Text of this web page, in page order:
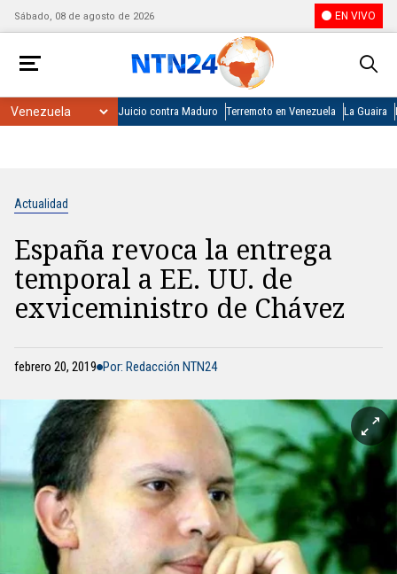
Sábado, 08 de agosto de 2026 EN VIVO
Juicio contra Maduro Terremoto en Venezuela La Guaira
Actualidad
España revoca la entrega
temporal a EE. UU. de
exviceministro de Chávez
febrero 20, 2019 Por: Redacción NTN24